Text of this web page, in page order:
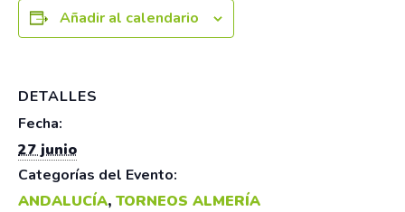
Añadir al calendario
DETALLES
Fecha:
27 junio
Categorías del Evento:
ANDALUCÍA, TORNEOS ALMERÍA